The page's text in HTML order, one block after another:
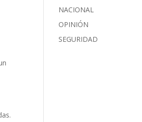
NACIONAL
OPINIÓN
SEGURIDAD